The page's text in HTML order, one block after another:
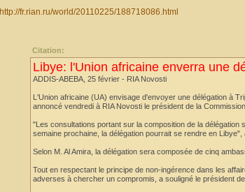
http://fr.rian.ru/world/20110225/188718086.html
Citation:
Libye: l'Union africaine enverra une
ADDIS-ABEBA, 25 février - RIA Novosti
L'Union africaine (UA) envisage d'envoyer une délégation à
annoncé vendredi à RIA Novosti le président de la
"Les consultations portant sur la composition de la
semaine prochaine, la délégation pourrait se rendre en Libye",
Selon M. Al Amira, la délégation sera composée de cinq
Tout en respectant le principe de non-ingérence dans les
adverses à chercher un compromis, a souligné le président